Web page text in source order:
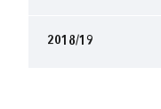
2018/19